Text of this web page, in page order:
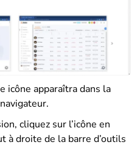
icône apparaîtra dans la
cliquez sur l’icône en
à droite de la barre d’outils